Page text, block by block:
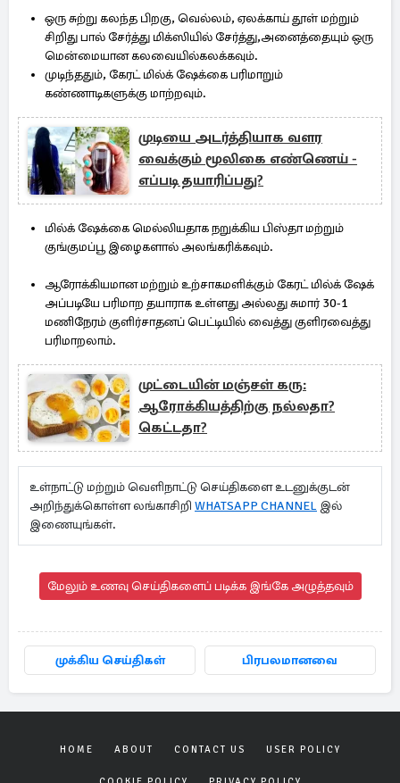
ஒரு சுற்று கலந்த பிறகு, வெல்லம், ஏலக்காய் தூள் மற்றும்
சிறிது பால் சேர்த்து மிக்ஸியில் சேர்த்து,அனைத்தையும் ஒரு
மென்மையான கலவையில்கலக்கவும்.
முடிந்ததும், கேரட் மில்க் ஷேக்கை பரிமாறும்
கண்ணாடிகளுக்கு மாற்றவும்.
முடியை அடர்த்தியாக வளர
வைக்கும் மூலிகை எண்ணெய் -
எப்படி தயாரிப்பது?
மில்க் ஷேக்கை மெல்லியதாக நறுக்கிய பிஸ்தா மற்றும்
குங்குமப்பூ இழைகளால் அலங்கரிக்கவும்.
ஆரோக்கியமான மற்றும் உற்சாகமளிக்கும் கேரட் மில்க் ஷேக்
அப்படியே பரிமாற தயாராக உள்ளது அல்லது சுமார் 30-1
மணிநேரம் குளிர்சாதனப் பெட்டியில் வைத்து குளிரவைத்து
பரிமாறலாம்.
முட்டையின் மஞ்சள் கரு:
ஆரோக்கியத்திற்கு நல்லதா?
கெட்டதா?
உள்நாட்டு மற்றும் வெளிநாட்டு செய்திகளை உடனுக்குடன்
அறிந்துக்கொள்ள லங்காசிறி WHATSAPP CHANNEL இல்
இணையுங்கள்.
மேலும் உணவு செய்திகளைப் படிக்க இங்கே அழுத்தவும்
முக்கிய செய்திகள் பிரபலமானவை
HOME ABOUT CONTACT US USER POLICY